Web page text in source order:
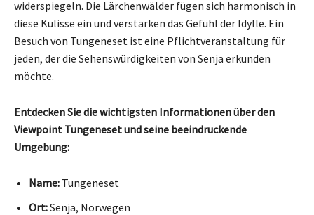
widerspiegeln. Die Lärchenwälder fügen sich harmonisch in
diese Kulisse ein und verstärken das Gefühl der Idylle. Ein
Besuch von Tungeneset ist eine Pflichtveranstaltung für
jeden, der die Sehenswürdigkeiten von Senja erkunden
möchte.
Entdecken Sie die wichtigsten Informationen über den
Viewpoint Tungeneset und seine beeindruckende
Umgebung:
Name: Tungeneset
Ort:Senja, Norwegen